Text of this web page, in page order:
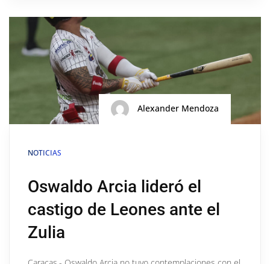
Alexander Mendoza
NOTICIAS
Oswaldo Arcia lideró el
castigo de Leones ante el
Zulia